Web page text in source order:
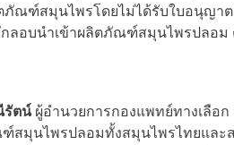
ภัณฑ์สมุนไพรโดยไม่ได้รับใบอนุญา
ลอบนำเข้าผลิตภัณฑ์สมุนไพรปลอม
รัตน์ผู้อำนวยการกองแพทย์ทางเลือ
สมุนไพรปลอมทั้งสมุนไพรไทยและส